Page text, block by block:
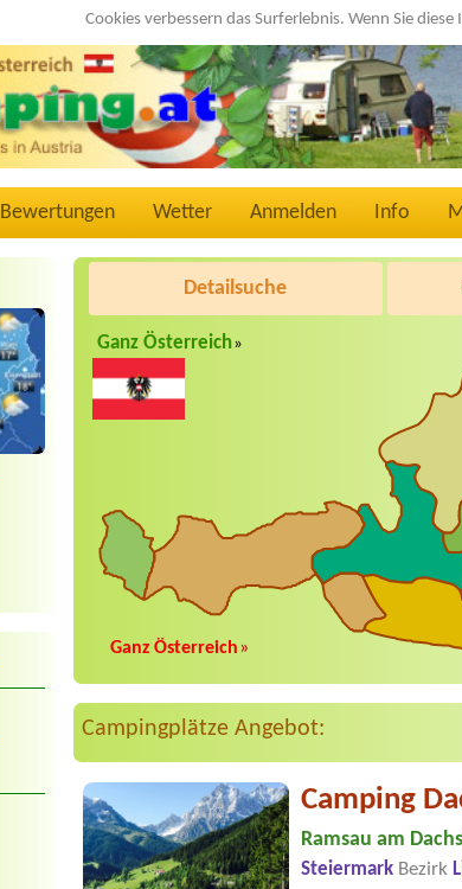
Cookies verbessern das Surferlebnis. Wenn Sie
Bewertungen Wetter Anmelden Info
Detailsuche
Ganz Österreich»
Ganz Österreich »
Campingplätze Angebot:
Camping
Ramsau am
Steiermark Bezirk